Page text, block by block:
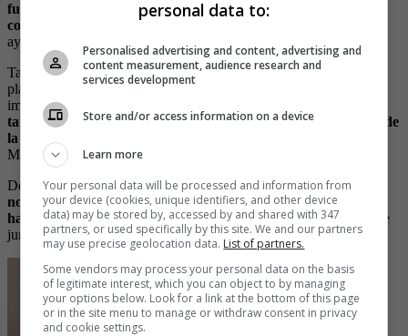
fugará de la cárcel, pues la justicia se encargó de darla a
conocer
por ser una de las principales sospechosas de haber
ayudado en el escape de Merlano Rebolledo.
Tal como la acusó la Fiscalía en 2020 “Aída Victoria conocía del
plan de fuga y con su conducta lesionó el bien jurídico de la eficaz
impartición de justicia. en ese momento,
también instrumentalizó a su hermano para cometer el delito de
la fuga
Merlano”.
Desde el 2019 Aida Victoriacomenzó a salir casi a diario en los
noticieros del país mientras cumplía con las citaciones que le
hacía la Fiscalía en medio de la investigacióny aparecía siempre
junto a sus abogados.
personal data to:
Personalised advertising and content, advertising and
content measurement, audience research and
services development
Store and/or access information on a device
Learn more
Your personal data will be processed and information from
your device (cookies, unique identifiers, and other device
data) may be stored by, accessed by and shared with 347
partners, or used specifically by this site. We and our partners
may use precise geolocation data. List of partners.
Some vendors may process your personal data on the basis
of legitimate interest, which you can object to by managing
your options below. Look for a link at the bottom of this page
or in the site menu to manage or withdraw consent in privacy
and cookie settings.